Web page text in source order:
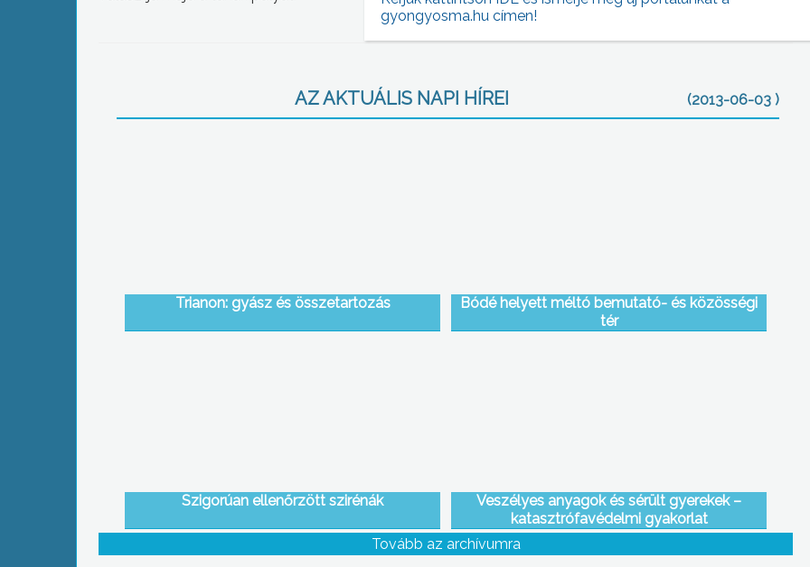
AZ AKTUÁLIS NAPI HÍREI (2013-06-03 )
Trianon: gyász és összetartozás
Bódé helyett méltó bemutató- és közösségi
tér
Szigorúan ellenőrzött szirénák
Veszélyes anyagok és sérült gyerekek –
katasztrófavédelmi gyakorlat
Tovább az archívumra
gyongyosma.hu címen!